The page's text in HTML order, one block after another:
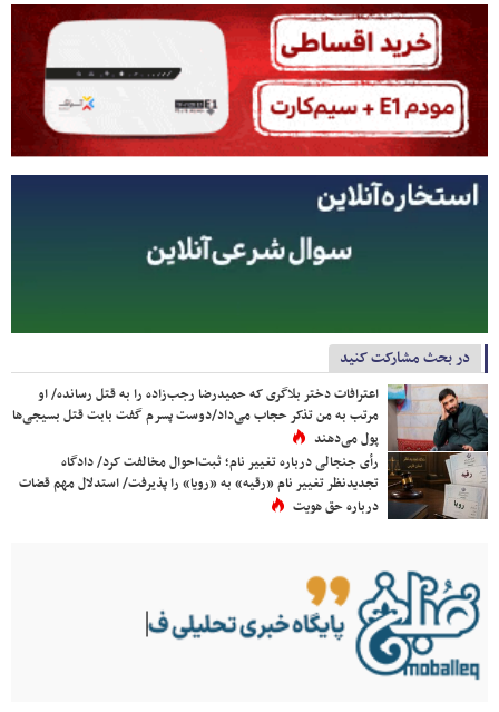
در بحث مشارکت کنید
اعترافات دختر بلاگری که حمیدرضا رجب‌زاده را به قتل رسانده/ او
مرتب به من تذکر حجاب می‌داد/دوست پسرم گفت بابت قتل بسیجی‌ها
پول می‌دهند
رأی جنجالی درباره تغییر نام؛ ثبت‌احوال مخالفت کرد/ دادگاه
تجدیدنظر تغییر نام «رقیه» به «رویا» را پذیرفت/ استدلال مهم قضات
درباره حق هویت